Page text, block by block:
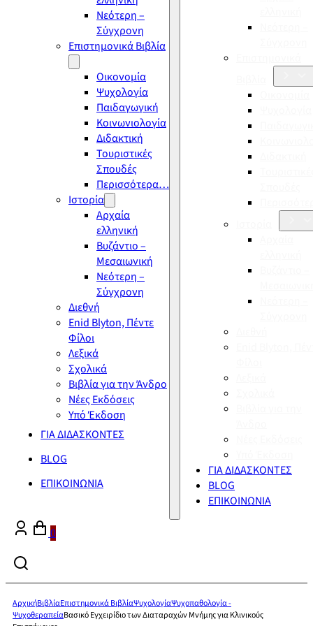
Νεότερη –
Σύγχρονη
Επιστημονικά Βιβλία
Οικονομία
Ψυχολογία
Παιδαγωγική
Κοινωνιολογία
Διδακτική
Τουριστικές
Σπουδές
Περισσότερα…
Ιστορία
Αρχαία
ελληνική
Βυζάντιο –
Μεσαιωνική
Νεότερη –
Σύγχρονη
Διεθνή
Enid Blyton, Πέντε
Φίλοι
Λεξικά
Σχολικά
Βιβλία για την Άνδρο
Νέες Εκδόσεις
Υπό Έκδοση
ΓΙΑ ΔΙΔΑΣΚΟΝΤΕΣ
BLOG
ΕΠΙΚΟΙΝΩΝΙΑ
ΓΙΑ ΔΙΔΑΣΚΟΝΤΕΣ
BLOG
ΕΠΙΚΟΙΝΩΝΙΑ
0
ΑρχικήΒιβλίαΕπιστημονικά ΒιβλίαΨυχολογίαΨυχοπαθολογία -
ΨυχοθεραπείαΒασικό Εγχειρίδιο των Διαταραχών Μνήμης για Κλινικούς